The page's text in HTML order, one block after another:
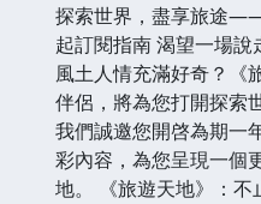
探索世界，盡享旅途
起訂閱指南 渴望一場
風土人情充滿好奇？《
伴侶，將為您打開探索
我們誠邀您開啓為期一
彩內容，為您呈現一個
地。 《旅遊天地》：